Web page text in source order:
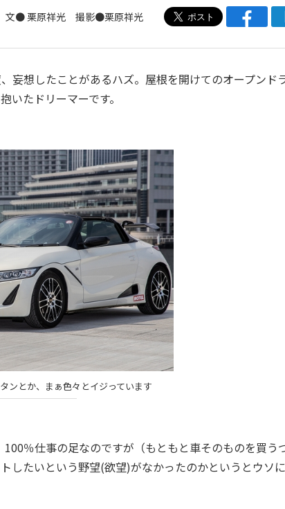
文● 栗原祥光 撮影●栗原祥光
妄想したことがあるハズ。屋根を開けてのオープンド
いたドリーマーです。
ンとか、まぁ色々とイジっています
％仕事の足なのですが（もともと車そのものを買う
したいという野望(欲望)がなかったのかというとウソ